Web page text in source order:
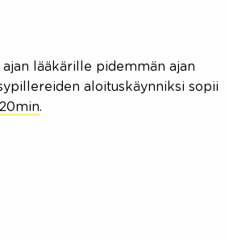
lääkärille pidemmän ajan
aloituskäynniksi sopii
.